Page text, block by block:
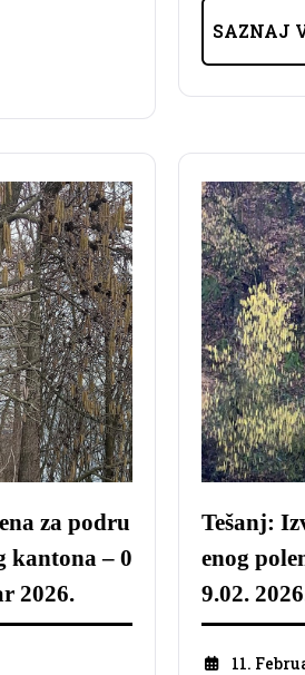
SAZNAJ
za podru
kantona – 0
2026.
Tešanj:
enog
9.02.
11.